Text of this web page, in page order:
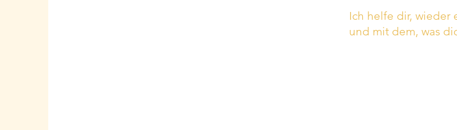
Ich helfe dir, wieder
und mit dem, was